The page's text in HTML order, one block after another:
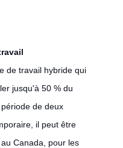
de travail hybride qui
jusqu'à 50 % du
de deux
il peut être
Canada, pour les